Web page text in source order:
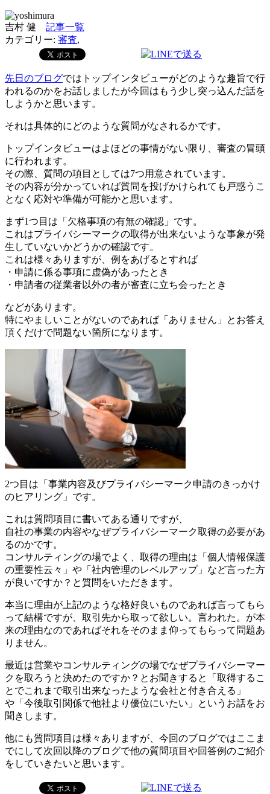
吉村 健 記事一覧
カテゴリー: 審査,
先日のブログではトップインタビューがどのような趣旨で行
われるのかをお話しましたが今回はもう少し突っ込んだ話を
しようかと思います。
それは具体的にどのような質問がなされるかです。
トップインタビューはよほどの事情がない限り、審査の冒頭
に行われます。
その際、質問の項目としては7つ用意されています。
その内容が分かっていれば質問を投げかけられても戸惑うこ
となく応対や準備が可能かと思います。
まず1つ目は「欠格事項の有無の確認」です。
これはプライバシーマークの取得が出来ないような事象が発
生していないかどうかの確認です。
これは様々ありますが、例をあげるとすれば
・申請に係る事項に虚偽があったとき
・申請者の従業者以外の者が審査に立ち会ったとき
などがあります。
特にやましいことがないのであれば「ありません」とお答え
頂くだけで問題ない箇所になります。
2つ目は「事業内容及びプライバシーマーク申請のきっかけ
のヒアリング」です。
これは質問項目に書いてある通りですが、
自社の事業の内容やなぜプライバシーマーク取得の必要があ
るのかです。
コンサルティングの場でよく、取得の理由は「個人情報保護
の重要性云々」や「社内管理のレベルアップ」など言った方
が良いですか？と質問をいただきます。
本当に理由が上記のような格好良いものであれば言ってもら
って結構ですが、取引先から取って欲しい。言われた。が本
来の理由なのであればそれをそのまま仰ってもらって問題あ
りません。
最近は営業やコンサルティングの場でなぜプライバシーマー
クを取ろうと決めたのですか？とお聞きすると「取得するこ
とでこれまで取引出来なったような会社と付き合える」
や「今後取引関係で他社より優位にいたい」というお話をお
聞きします。
他にも質問項目は様々ありますが、今回のブログではここま
でにして次回以降のブログで他の質問項目や回答例のご紹介
をしていきたいと思います。